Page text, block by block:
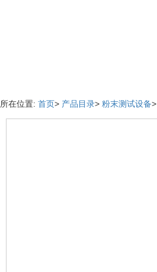
所在位置: 首页> 产品目录> 粉末测试设备>